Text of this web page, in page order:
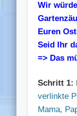
Wir
Euren
Seid Ihr
=> Das
Schritt 1:
verlinkte
Mama,